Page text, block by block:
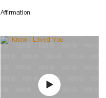
Affirmation